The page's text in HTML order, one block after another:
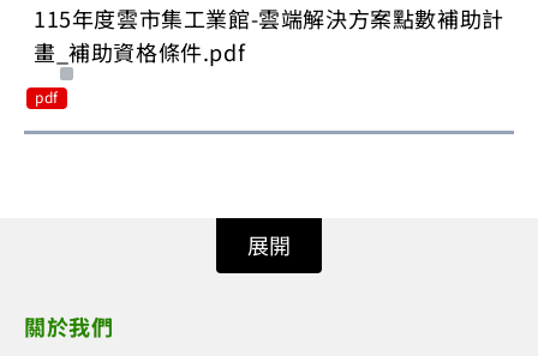
115年度雲市集工業館-雲端解決方案點數補助計
畫_補助資格條件.pdf
pdf
展開
關於我們